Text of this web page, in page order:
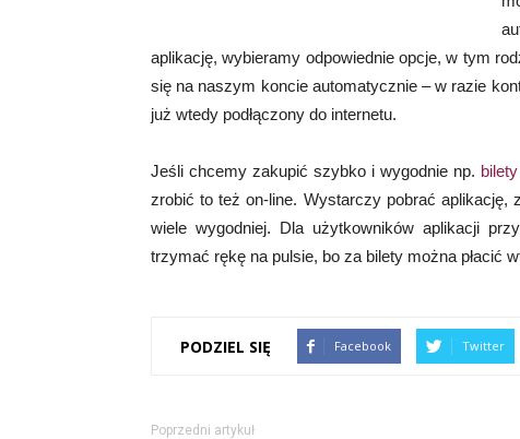
aplikację, wybieramy odpowiednie opcje, w tym
się na naszym koncie automatycznie – w razie
już wtedy podłączony do internetu.
Jeśli chcemy zakupić szybko i wygodnie np.
zrobić to też on-line. Wystarczy pobrać aplikację,
wiele wygodniej. Dla użytkowników aplikacji
trzymać rękę na pulsie, bo za bilety można płacić
PODZIEL SIĘ Facebook Twitter
Poprzedni artykuł